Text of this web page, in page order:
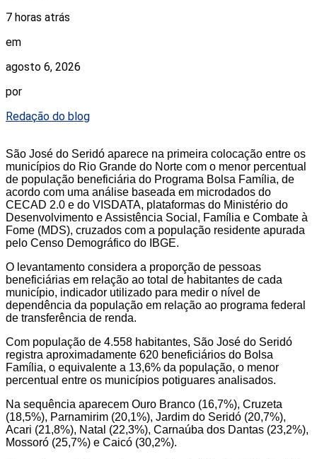
7 horas atrás
em
agosto 6, 2026
por
Redação do blog
São José do Seridó aparece na primeira colocação entre os
municípios do Rio Grande do Norte com o menor percentual
de população beneficiária do Programa Bolsa Família, de
acordo com uma análise baseada em microdados do
CECAD 2.0 e do VISDATA, plataformas do Ministério do
Desenvolvimento e Assistência Social, Família e Combate à
Fome (MDS), cruzados com a população residente apurada
pelo Censo Demográfico do IBGE.
O levantamento considera a proporção de pessoas
beneficiárias em relação ao total de habitantes de cada
município, indicador utilizado para medir o nível de
dependência da população em relação ao programa federal
de transferência de renda.
Com população de 4.558 habitantes, São José do Seridó
registra aproximadamente 620 beneficiários do Bolsa
Família, o equivalente a 13,6% da população, o menor
percentual entre os municípios potiguares analisados.
Na sequência aparecem Ouro Branco (16,7%), Cruzeta
(18,5%), Parnamirim (20,1%), Jardim do Seridó (20,7%),
Acari (21,8%), Natal (22,3%), Carnaúba dos Dantas (23,2%),
Mossoró (25,7%) e Caicó (30,2%).